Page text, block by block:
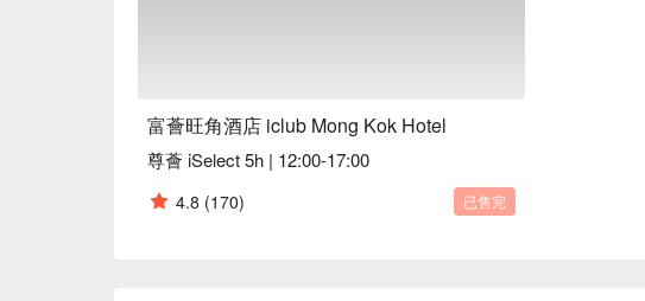
富薈旺角酒店 iclub Mong Kok Hotel
尊薈 iSelect 5h | 12:00-17:00
4.8 (170) 已售完